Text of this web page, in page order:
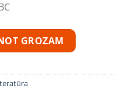
daudzums
GROZAM